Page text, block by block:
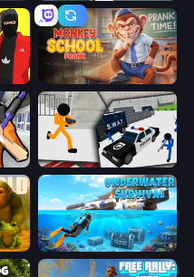
Monkey School Prank
Stickman Prison: Counter Assault
Underwater Survival: Deep Dive